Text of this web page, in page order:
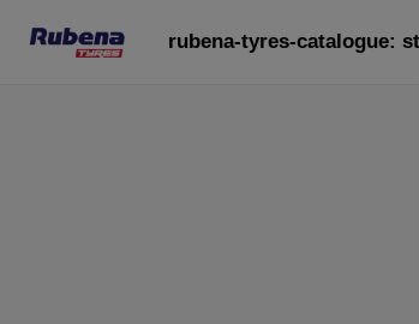
rubena-tyres-catalogue: